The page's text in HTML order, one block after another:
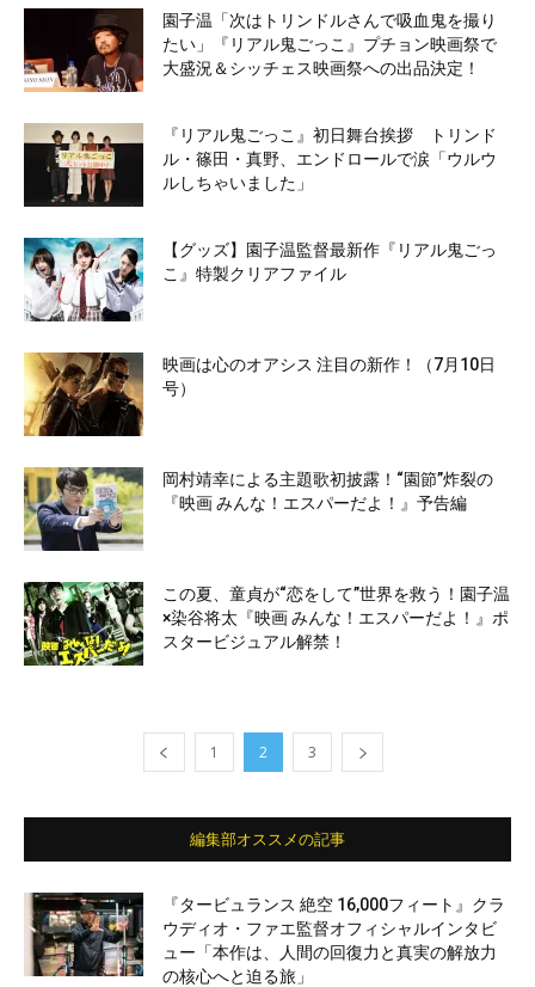
園子温「次はトリンドルさんで吸血鬼を撮り
たい」『リアル鬼ごっこ』プチョン映画祭で
大盛況＆シッチェス映画祭への出品決定！
『リアル鬼ごっこ』初日舞台挨拶 トリンド
ル・篠田・真野、エンドロールで涙「ウルウ
ルしちゃいました」
【グッズ】園子温監督最新作『リアル鬼ごっ
こ』特製クリアファイル
映画は心のオアシス 注目の新作！（7月10日
号）
岡村靖幸による主題歌初披露！“園節”炸裂の
『映画 みんな！エスパーだよ！』予告編
この夏、童貞が“恋をして”世界を救う！園子温
×染谷将太『映画 みんな！エスパーだよ！』ポ
スタービジュアル解禁！
1 2 3
編集部オススメの記事
『タービュランス 絶空 16,000フィート』クラ
ウディオ・ファエ監督オフィシャルインタビ
ュー「本作は、人間の回復力と真実の解放力
の核心へと迫る旅」